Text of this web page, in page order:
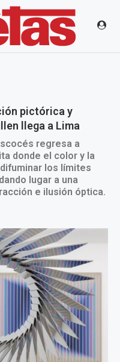
pictórica y
llega a Lima
regresa a
donde el color y la
los límites
lugar a una
e ilusión óptica.